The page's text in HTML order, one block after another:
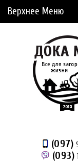
Верхнее Меню
Доставка и Оплата
Рассрочка
Доставка из Америки
Отложенные товары
(097)
(093)